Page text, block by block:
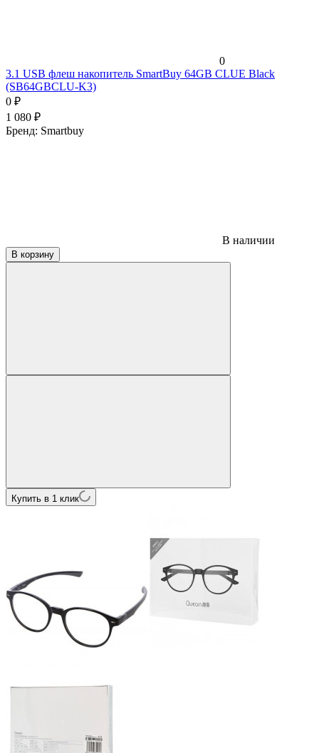
0
3.1 USB флеш накопитель SmartBuy 64GB CLUE Black
(SB64GBCLU-K3)
0 ₽
1 080 ₽
Бренд: Smartbuy
В наличии
В корзину
Купить в 1 клик